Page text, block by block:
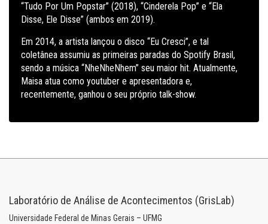
“Tudo Por Um Popstar” (2018), “Cinderela Pop” e “Ela
Disse, Ele Disse” (ambos em 2019).
Em 2014, a artista lançou o disco “Eu Cresci”, e tal
coletânea assumiu as primeiras paradas do Spotify Brasil,
sendo a música “NheNheNhem” seu maior hit. Atualmente,
Maisa atua como youtuber e apresentadora e,
recentemente, ganhou o seu próprio talk-show.
Laboratório de Análise de Acontecimentos (GrisLab)
Universidade Federal de Minas Gerais – UFMG